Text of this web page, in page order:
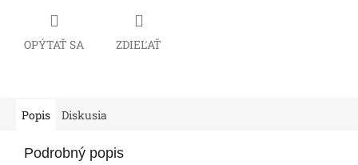
OPÝTAŤ SA ZDIEĽAŤ
Popis Diskusia
Podrobný popis